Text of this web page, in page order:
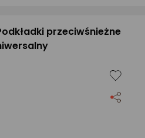
przeciwśnieżne